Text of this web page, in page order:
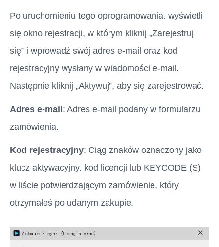
Po uruchomieniu tego oprogramowania, wyświetli
się okno rejestracji, w którym kliknij „Zarejestruj
się” i wprowadź swój adres e-mail oraz kod
rejestracyjny wysłany w wiadomości e-mail.
Następnie kliknij „Aktywuj”, aby się zarejestrować.
Adres e-mail : Adres e-mail podany w formularzu
zamówienia.
Kod rejestracyjny: Ciąg znaków oznaczony jako
klucz aktywacyjny, kod licencji lub KEYCODE (S)
w liście potwierdzającym zamówienie, który
otrzymałeś po udanym zakupie.